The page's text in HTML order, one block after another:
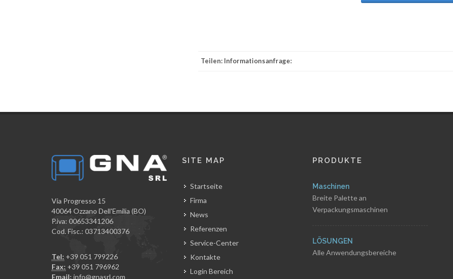
Teilen: Informationsanfrage:
Via Progresso 15
40064 Ozzano Dell'Emilia (BO)
P.iva: 00653341206
Cod. Fisc.: 03713400376
Tel: +39 051 799226
Fax: +39 051 796962
Email: info@gnasrl.com
SITE MAP
Startseite
Firma
News
Referenzen
Service-Center
Kontakte
Login Bereich
PRODUKTE
Maschinen
Breite Palette an
Verpackungsmaschinen
LÖSUNGEN
Alle Anwendungsbereiche